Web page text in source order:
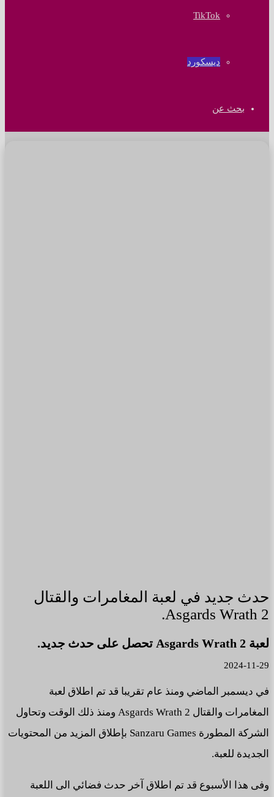
‫TikTok
ديسكورد
بحث عن
حدث جديد في لعبة المغامرات والقتال
Asgards Wrath 2.
لعبة Asgards Wrath 2 تحصل على حدث جديد.
2024-11-29
في ديسمبر الماضي ومنذ عام تقريبا قد تم اطلاق لعبة
المغامرات والقتال Asgards Wrath 2 ومنذ ذلك الوقت وتحاول
الشركة المطورة Sanzaru Games بإطلاق المزيد من المحتويات
الجديدة للعبة.
وفى هذا الأسبوع قد تم اطلاق آخر حدث فضائي الى اللعبة